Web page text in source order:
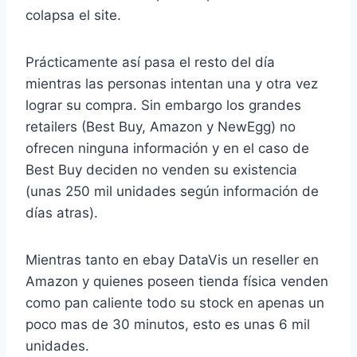
colapsa el site.
Prácticamente así pasa el resto del día
mientras las personas intentan una y otra vez
lograr su compra. Sin embargo los grandes
retailers (Best Buy, Amazon y NewEgg) no
ofrecen ninguna información y en el caso de
Best Buy deciden no venden su existencia
(unas 250 mil unidades según información de
días atras).
Mientras tanto en ebay DataVis un reseller en
Amazon y quienes poseen tienda física venden
como pan caliente todo su stock en apenas un
poco mas de 30 minutos, esto es unas 6 mil
unidades.